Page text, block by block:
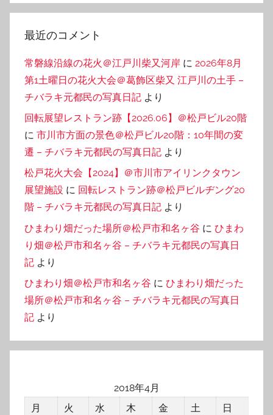
最近のコメント
常磐線沿線の花火＠江戸川柴又河岸 に 2026年8月
第1土曜日の花火大会＠葛飾区柴又 江戸川の土手 –
チバラキ元都民の写真日記 より
回転展望レストラン跡【2026.06】＠松戸ビル20階
に 市川市方面の景色＠松戸ビル20階：10年間の変
遷 – チバラキ元都民の写真日記 より
松戸花火大会【2024】＠市川市アイリンクタウン
展望施設 に 回転レストラン跡＠松戸ビルヂング20
階 – チバラキ元都民の写真日記 より
ひまわり畑だった場所＠松戸市和名ヶ谷 に ひまわ
り畑＠松戸市和名ヶ谷 – チバラキ元都民の写真日
記 より
ひまわり畑＠松戸市和名ヶ谷 に ひまわり畑だった
場所＠松戸市和名ヶ谷 – チバラキ元都民の写真日
記 より
2018年4月
月
火 水 木 金 土
日